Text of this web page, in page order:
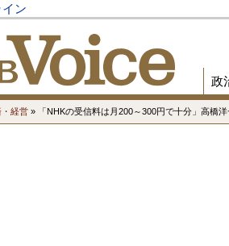
ン
政
・経営 » 「NHKの受信料は月200～300円で十分」高橋